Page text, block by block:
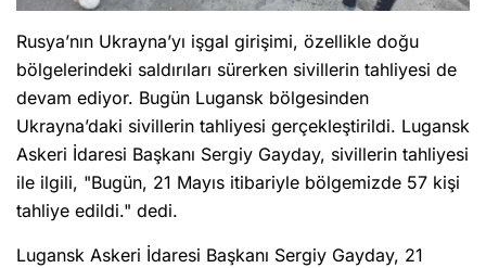
Rusya’nın Ukrayna’yı işgal girişimi, özellikle doğu
bölgelerindeki saldırıları sürerken sivillerin tahliyesi de
devam ediyor. Bugün Lugansk bölgesinden
Ukrayna’daki sivillerin tahliyesi gerçekleştirildi. Lugansk
Askeri İdaresi Başkanı Sergiy Gayday, sivillerin tahliyesi
ile ilgili, "Bugün, 21 Mayıs itibariyle bölgemizde 57 kişi
tahliye edildi." dedi.
Lugansk Askeri İdaresi Başkanı Sergiy Gayday, 21